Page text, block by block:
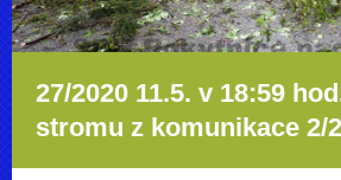
27/2020 11.5. v 18:59
stromu z komunikace 2/